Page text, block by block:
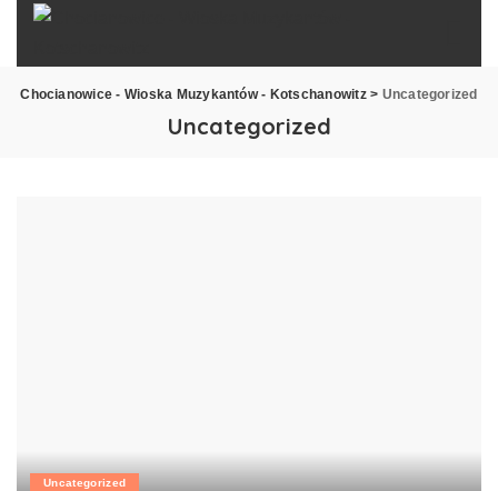
Chocianowice - Wioska Muzykantów - Kotschanowitz> Uncategorized
Uncategorized
Uncategorized